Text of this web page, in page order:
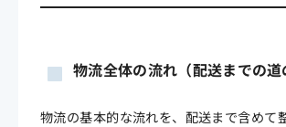
物流全体の流れ（配送までの道
物流の基本的な流れを、配送まで含めて